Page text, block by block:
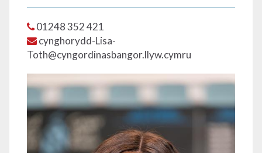
01248 352 421
cynghorydd-Lisa-
Toth@cyngordinasbangor.llyw.cymru